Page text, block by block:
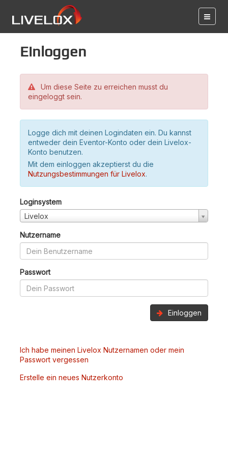
Einloggen
Um diese Seite zu erreichen musst du
eingeloggt sein.
Logge dich mit deinen Logindaten ein. Du kannst
entweder dein Eventor-Konto oder dein Livelox-
Konto benutzen.
Mit dem einloggen akzeptierst du die
Nutzungsbestimmungen für Livelox.
Loginsystem
Livelox
Nutzername
Passwort
Einloggen
Ich habe meinen Livelox Nutzernamen oder mein
Passwort vergessen
Erstelle ein neues Nutzerkonto